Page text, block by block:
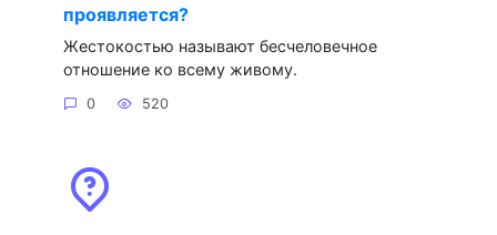
проявляется?
Жестокостью называют бесчеловечное
отношение ко всему живому.
0 520